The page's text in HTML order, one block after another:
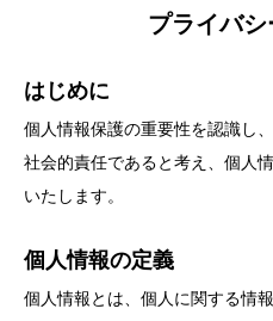
プライバ
はじめに
個人情報保護の重要性を認識し
社会的責任であると考え、個人
いたします。
個人情報の定義
個人情報とは、個人に関する情